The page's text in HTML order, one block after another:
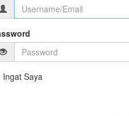
Ingat Saya